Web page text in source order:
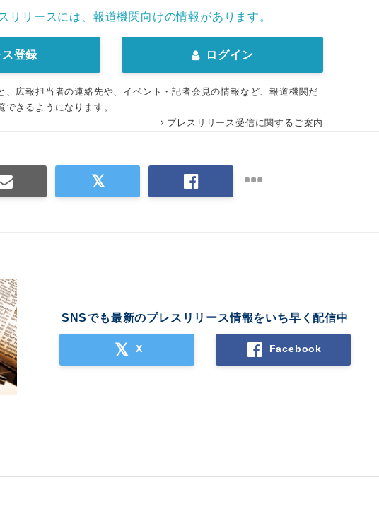
リリースには、報道機関向けの情報があります。
登録 ログイン
、広報担当者の連絡先や、イベント・記者会見の情報など、報道機関だ
きるようになります。
プレスリリース受信に関するご案内
SNSでも最新のプレスリリース情報をいち早く配信中
X Facebook